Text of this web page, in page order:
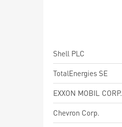
Shell PLC
TotalEnergies SE
EXXON MOBIL CORP.
Chevron Corp.